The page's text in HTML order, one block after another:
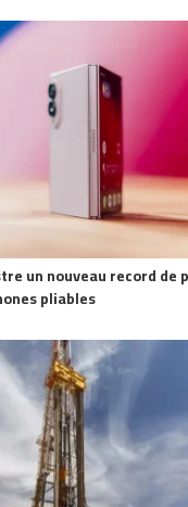
un nouveau record de
pliables